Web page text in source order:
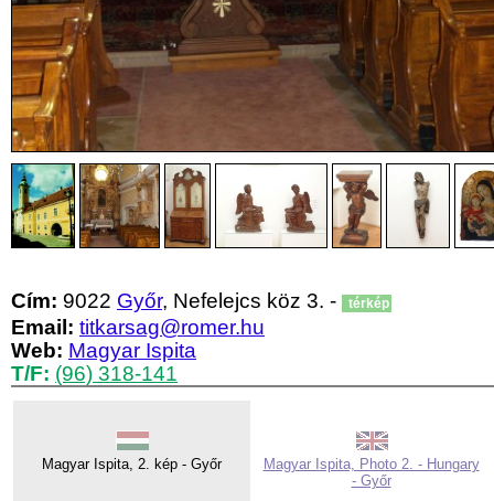
Cím: 9022 Győr, Nefelejcs köz 3. - térkép
Email: titkarsag@romer.hu
Web: Magyar Ispita
T/F: (96) 318-141
Magyar Ispita, 2. kép - Győr
Magyar Ispita, Photo 2. - Hungary
- Győr